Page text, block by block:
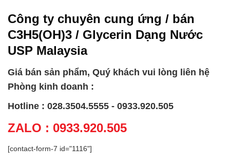
Công ty chuyên cung ứng / bán
C3H5(OH)3 / Glycerin Dạng Nước
USP Malaysia
Giá bán sản phẩm, Quý khách vui lòng liên hệ
Phòng kinh doanh :
Hotline : 028.3504.5555 - 0933.920.505
ZALO : 0933.920.505
[contact-form-7 id="1116"]